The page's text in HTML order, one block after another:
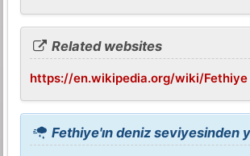
Related websites
https://en.wikipedia.org/wiki/Fethiye
Fethiye'ın deniz seviyesinden